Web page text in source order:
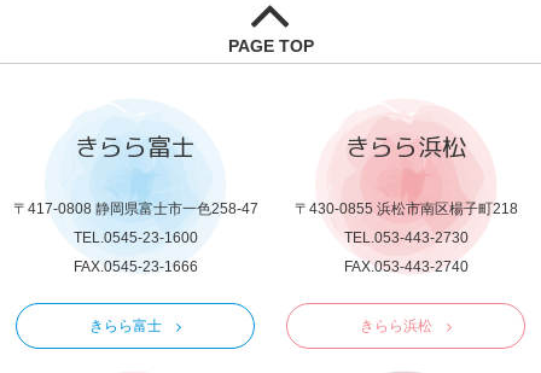
PAGE TOP
きらら富士
〒417-0808 静岡県富士市一色258-47
TEL.0545-23-1600
FAX.0545-23-1666
きらら富士
きらら浜松
〒430-0855 浜松市南区楊子町218
TEL.053-443-2730
FAX.053-443-2740
きらら浜松